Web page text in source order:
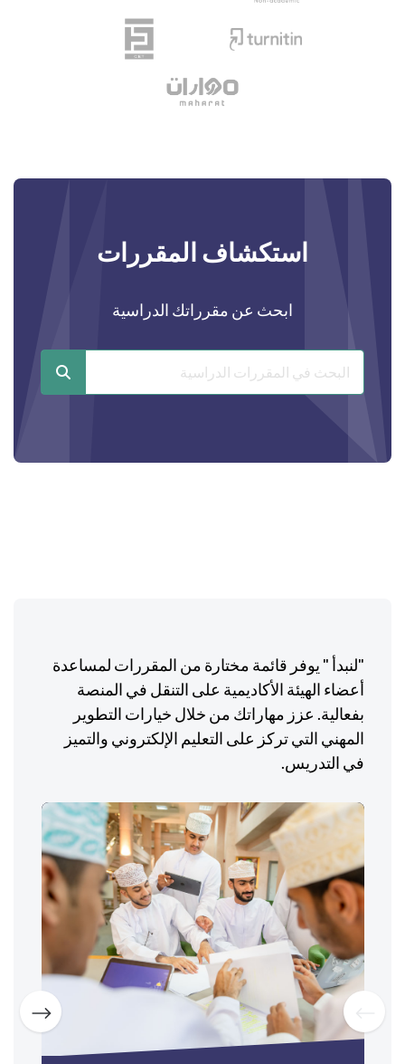
استكشاف المقررات
ابحث عن مقرراتك الدراسية
"لنبدأ " يوفر قائمة مختارة من المقررات لمساعدة
أعضاء الهيئة الأكاديمية على التنقل في المنصة
بفعالية. عزز مهاراتك من خلال خيارات التطوير
المهني التي تركز على التعليم الإلكتروني والتميز
في التدريس.